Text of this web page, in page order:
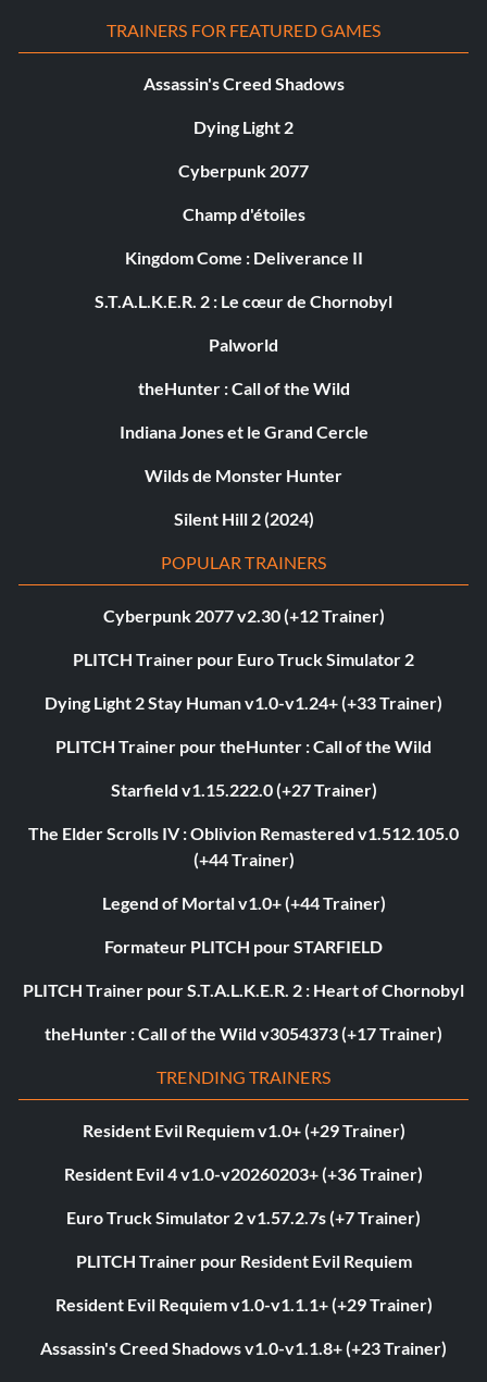
TRAINERS FOR FEATURED GAMES
Assassin's Creed Shadows
Dying Light 2
Cyberpunk 2077
Champ d'étoiles
Kingdom Come : Deliverance II
S.T.A.L.K.E.R. 2 : Le cœur de Chornobyl
Palworld
theHunter : Call of the Wild
Indiana Jones et le Grand Cercle
Wilds de Monster Hunter
Silent Hill 2 (2024)
POPULAR TRAINERS
Cyberpunk 2077 v2.30 (+12 Trainer)
PLITCH Trainer pour Euro Truck Simulator 2
Dying Light 2 Stay Human v1.0-v1.24+ (+33 Trainer)
PLITCH Trainer pour theHunter : Call of the Wild
Starfield v1.15.222.0 (+27 Trainer)
The Elder Scrolls IV : Oblivion Remastered v1.512.105.0
(+44 Trainer)
Legend of Mortal v1.0+ (+44 Trainer)
Formateur PLITCH pour STARFIELD
PLITCH Trainer pour S.T.A.L.K.E.R. 2 : Heart of Chornobyl
theHunter : Call of the Wild v3054373 (+17 Trainer)
TRENDING TRAINERS
Resident Evil Requiem v1.0+ (+29 Trainer)
Resident Evil 4 v1.0-v20260203+ (+36 Trainer)
Euro Truck Simulator 2 v1.57.2.7s (+7 Trainer)
PLITCH Trainer pour Resident Evil Requiem
Resident Evil Requiem v1.0-v1.1.1+ (+29 Trainer)
Assassin's Creed Shadows v1.0-v1.1.8+ (+23 Trainer)